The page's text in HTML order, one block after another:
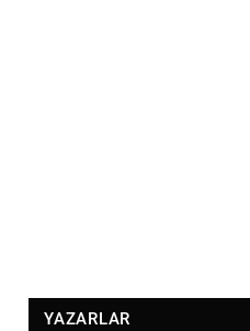
YAZARLAR